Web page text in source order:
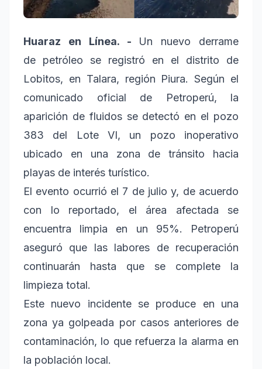
Huaraz en Línea. - Un nuevo derrame
de petróleo se registró en el distrito de
Lobitos, en Talara, región Piura. Según el
comunicado oficial de Petroperú, la
aparición de fluidos se detectó en el pozo
383 del Lote VI, un pozo inoperativo
ubicado en una zona de tránsito hacia
playas de interés turístico.
El evento ocurrió el 7 de julio y, de acuerdo
con lo reportado, el área afectada se
encuentra limpia en un 95%. Petroperú
aseguró que las labores de recuperación
continuarán hasta que se complete la
limpieza total.
Este nuevo incidente se produce en una
zona ya golpeada por casos anteriores de
contaminación, lo que refuerza la alarma en
la población local.